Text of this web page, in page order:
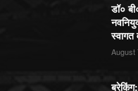
डॉ०
August